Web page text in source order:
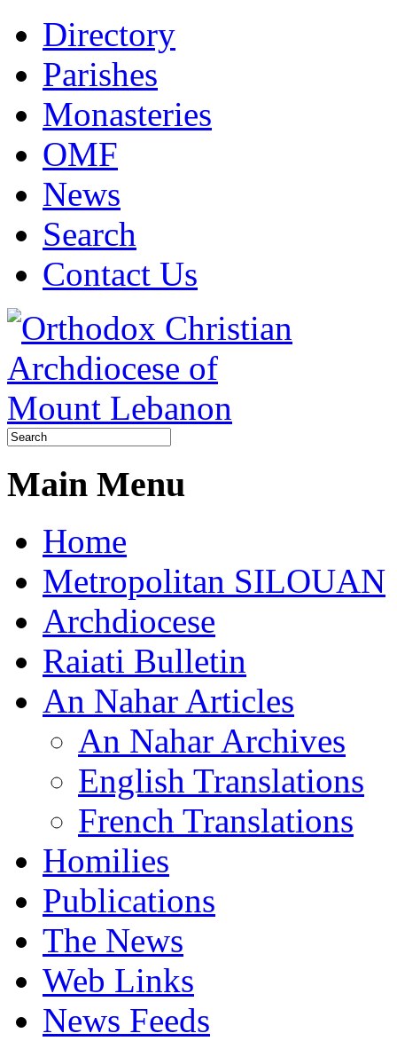
Directory
Parishes
Monasteries
OMF
News
Search
Contact Us
Main Menu
Home
Metropolitan SILOUAN
Archdiocese
Raiati Bulletin
An Nahar Articles
An Nahar Archives
English Translations
French Translations
Homilies
Publications
The News
Web Links
News Feeds